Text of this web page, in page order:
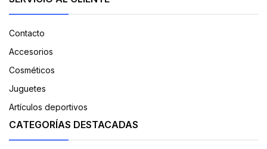
Contacto
Accesorios
Cosméticos
Juguetes
Artículos deportivos
CATEGORÍAS DESTACADAS